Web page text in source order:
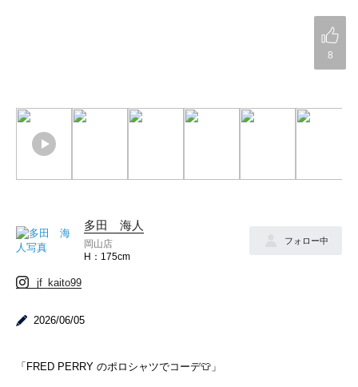
8
多田 海人
岡山店
175cm
フォロー中
jf_kaito99
2026/06/05
「FRED PERRY のポロシャツでコーデ👕」